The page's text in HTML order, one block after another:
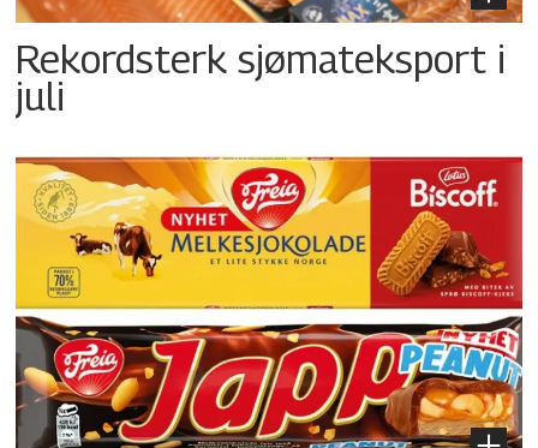
Rekordsterk sjømateksport i
juli